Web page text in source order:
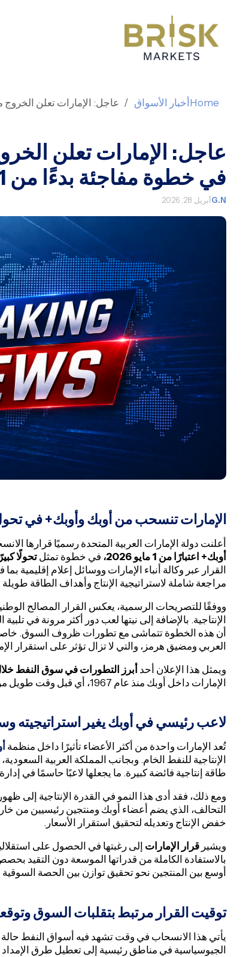
Homeأخبار الأسواق عاجل: الإمارات تعلن الخروج
عاجل: الإمارات تعلن
في خطوة مفاجئة بدءًا من 1 مايو
G.N أبريل 28, 2026
الإمارات تنسحب من أوبك وأوبك+ في
أعلنت دولة الإمارات العربية المتحدة رسميًا قرارها
أوبك+ اعتبارًا من 1 مايو 2026،
في خطوة تمثل تحولًا
القرار عبر وكالة أنباء الإمارات ووسائل إعلام إقليمية
مراجعة شاملة لاستراتيجية الإنتاج وأهداف الطاقة طويلة
ووفقًا للتصريحات الرسمية، يعكس القرار المصالح
الإنتاجية. بالإضافة إلى نيتها لعب دور أكثر مرونة في
أن هذه الخطوة تتماشى مع تطورات ظروف السوق.
العربي ومضيق هرمز، والتي لا تزال تؤثر على استقرار
ويمثل هذا الإعلان أحد أبرز التطورات في سوق النفط
الإمارات داخل أوبك منذ عام 1967، أي قبل وقت طويل من قيام الاتحاد.
لاعب رئيسي في أوبك يغير استراتيجيته
تُعد الإمارات واحدة من أكثر الأعضاء تأثيرًا داخل منظمة
الإنتاجية للنفط الخام. وبجانب المملكة العربية
طاقة إنتاجية فائضة كبيرة. ما يجعلها لاعبًا حاسمًا في
ومع ذلك، فقد أدى هذا النمو في القدرة الإنتاجية إلى
التحالف، الذي يضم أعضاء أوبك ومنتجين رئيسيين من
خفض الإنتاج وتعديله لتحقيق استقرار الأسعار.
ويشير قرار الإمارات إلى رغبتها في الحصول على
بالاستفادة الكاملة من قدراتها الموسعة دون التقيد
أوسع بين المنتجين نحو تحقيق توازن بين الحصة السوقية
توقيت القرار مرتبط بتقلبات السوق
يأتي هذا الانسحاب في وقت تشهد فيه أسواق النفط حالة
الجيوسياسية في مناطق رئيسية إلى تعطيل طرق